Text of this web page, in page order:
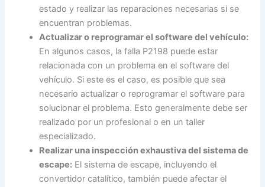
estado y realizar las reparaciones necesarias si se
encuentran problemas.
Actualizar o reprogramar el software del vehículo:
En algunos casos, la falla P2198 puede estar
relacionada con un problema en el software del
vehículo. Si este es el caso, es posible que sea
necesario actualizar o reprogramar el software para
solucionar el problema. Esto generalmente debe ser
realizado por un profesional o en un taller
especializado.
Realizar una inspección exhaustiva del sistema de
escape: El sistema de escape, incluyendo el
convertidor catalítico, también puede afectar el